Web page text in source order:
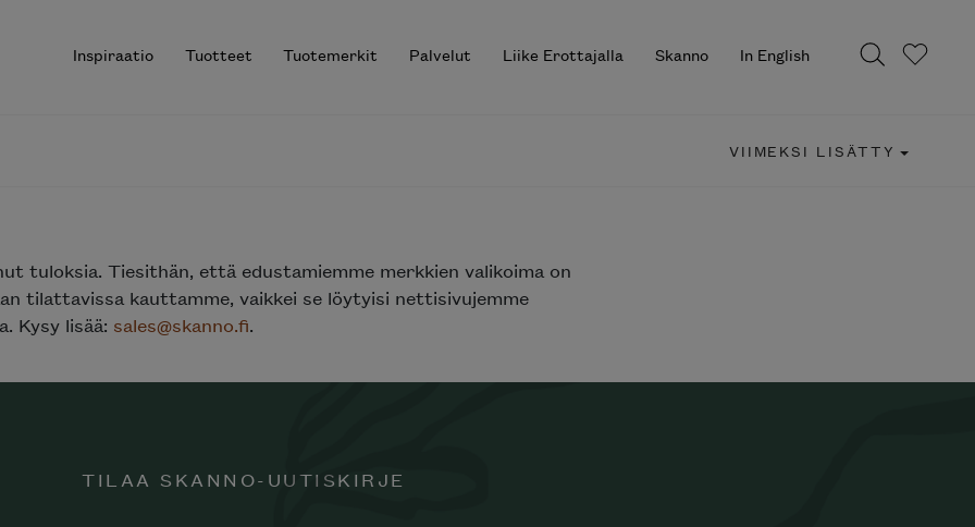
Inspiraatio Tuotteet Tuotemerkit Palvelut Liike Erottajalla Skanno In English
VIIMEKSI LISÄTTY
tuloksia. Tiesithän, että edustamiemme merkkien valikoima on
tilattavissa kauttamme, vaikkei se löytyisi nettisivujemme
Kysy lisää: sales@skanno.fi.
TILAA SKANNO-UUTISKIRJE